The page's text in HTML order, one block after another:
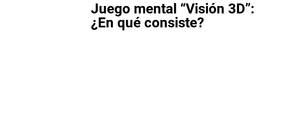
Juego mental “Visión 3D”:
¿En qué consiste?